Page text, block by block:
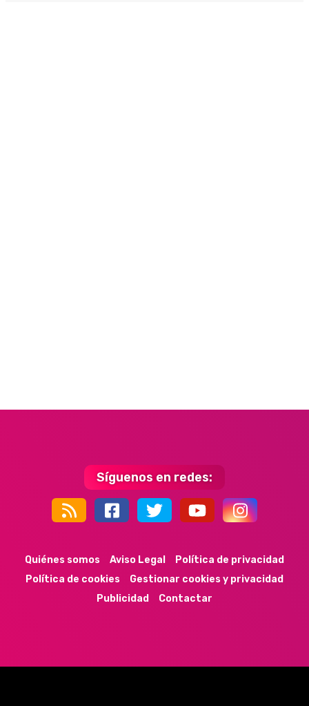
Síguenos en redes:
44k 9k 35k 352
Quiénes somos Aviso Legal
Política de privacidad
Política de cookies
Gestionar cookies y privacidad
Publicidad
Contactar